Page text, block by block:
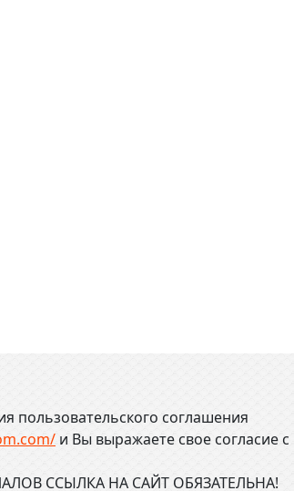
пользовательского соглашения
и Вы выражаете свое согласие с
ССЫЛКА НА САЙТ ОБЯЗАТЕЛЬНА!